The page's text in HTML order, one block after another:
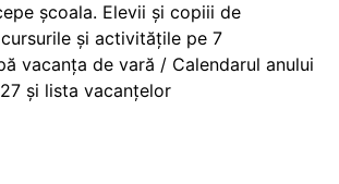
școala. Elevii și copiii de
și activitățile pe 7
vacanța de vară / Calendarul anului
și lista vacanțelor